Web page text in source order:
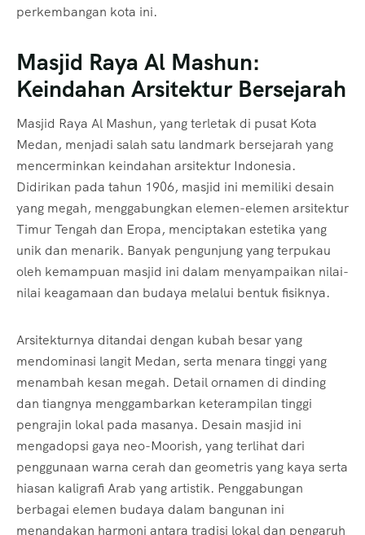
perkembangan kota ini.
Masjid Raya Al Mashun:
Keindahan Arsitektur Bersejarah
Masjid Raya Al Mashun, yang terletak di pusat Kota
Medan, menjadi salah satu landmark bersejarah yang
mencerminkan keindahan arsitektur Indonesia.
Didirikan pada tahun 1906, masjid ini memiliki desain
yang megah, menggabungkan elemen-elemen arsitektur
Timur Tengah dan Eropa, menciptakan estetika yang
unik dan menarik. Banyak pengunjung yang terpukau
oleh kemampuan masjid ini dalam menyampaikan nilai-
nilai keagamaan dan budaya melalui bentuk fisiknya.
Arsitekturnya ditandai dengan kubah besar yang
mendominasi langit Medan, serta menara tinggi yang
menambah kesan megah. Detail ornamen di dinding
dan tiangnya menggambarkan keterampilan tinggi
pengrajin lokal pada masanya. Desain masjid ini
mengadopsi gaya neo-Moorish, yang terlihat dari
penggunaan warna cerah dan geometris yang kaya serta
hiasan kaligrafi Arab yang artistik. Penggabungan
berbagai elemen budaya dalam bangunan ini
menandakan harmoni antara tradisi lokal dan pengaruh